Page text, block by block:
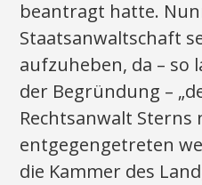
beantragt hatte.
Staatsanwaltschaft
aufzuheben, da – so
der Begründung –
Rechtsanwalt
entgegengetreten
die Kammer des